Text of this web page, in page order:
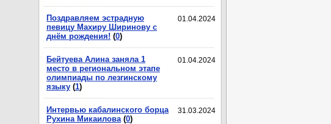
01.04.2024
Поздравляем эстрадную
певицу Махиру Ширинову с
днём рождения! (0)
01.04.2024
Бейтуева Алина заняла 1
место в региональном этапе
олимпиады по лезгинскому
языку (1)
31.03.2024
Интервью кабалинского борца
Рухина Микаилова (0)